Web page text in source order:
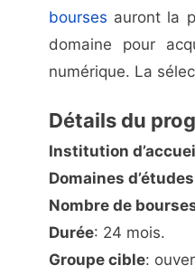
bourses auront la
domaine pour
numérique. La
Détails du
Institution
Domaines d’études
Nombre de
Durée: 24 mois.
Groupe cible: